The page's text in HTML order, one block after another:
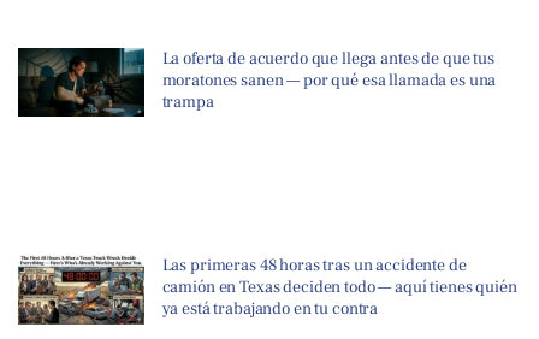
La oferta de acuerdo que llega antes de que tus
moratones sanen — por qué esa llamada es una
trampa
Las primeras 48 horas tras un accidente de
camión en Texas deciden todo — aquí tienes quién
ya está trabajando en tu contra